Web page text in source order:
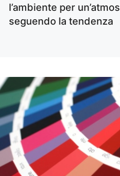
l’ambiente per
seguendo la tendenza